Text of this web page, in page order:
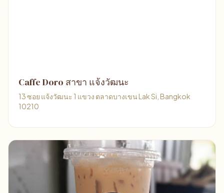
Caffe Doro สาขา แจ้งวัฒนะ
13 ซอย แจ้งวัฒนะ 1 แขวง ตลาดบางเขน Lak Si, Bangkok
10210